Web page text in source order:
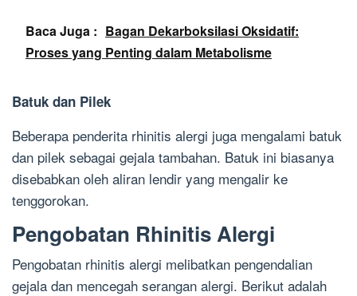
Baca Juga : Bagan Dekarboksilasi Oksidatif:
Proses yang Penting dalam Metabolisme
Batuk dan Pilek
Beberapa penderita rhinitis alergi juga mengalami batuk
dan pilek sebagai gejala tambahan. Batuk ini biasanya
disebabkan oleh aliran lendir yang mengalir ke
tenggorokan.
Pengobatan Rhinitis Alergi
Pengobatan rhinitis alergi melibatkan pengendalian
gejala dan mencegah serangan alergi. Berikut adalah